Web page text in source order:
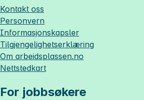
Kontakt oss
Personvern
Informasjonskapsler
Tilgjengelighetserklæring
Om arbeidsplassen.no
Nettstedkart
For jobbsøkere